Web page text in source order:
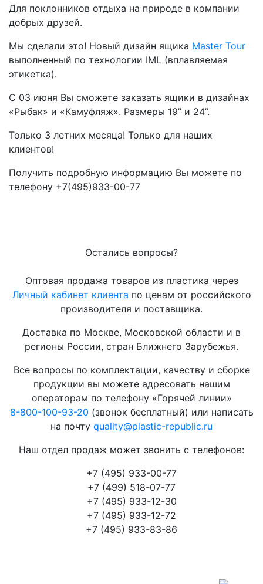
Для поклонников отдыха на природе в компании
добрых друзей.
Мы сделали это! Новый дизайн ящика Master Tour
выполненный по технологии IML (вплавляемая
этикетка).
С 03 июня Вы сможете заказать ящики в дизайнах
«Рыбак» и «Камуфляж». Размеры 19” и 24”.
Только 3 летних месяца! Только для наших
клиентов!
Получить подробную информацию Вы можете по
телефону +7(495)933-00-77
Остались вопросы?
Оптовая продажа товаров из пластика через
Личный кабинет клиента по ценам от российского
производителя и поставщика.
Доставка по Москве, Московской области и в
регионы России, стран Ближнего Зарубежья.
Все вопросы по комплектации, качеству и сборке
продукции вы можете адресовать нашим
операторам по телефону «Горячей линии»
8-800-100-93-20 (звонок бесплатный) или написать
на почту quality@plastic-republic.ru
Наш отдел продаж может звонить с телефонов:
+7 (495) 933-00-77
+7 (499) 518-07-77
+7 (495) 933-12-30
+7 (495) 933-12-72
+7 (495) 933-83-86